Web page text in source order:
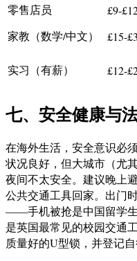
零售店员
£9-
家教（数学/中文）
£15-
实习（有薪）
£12-
七、安全健康与
在海外生活，安全意识必
状况良好，但大城市（尤
夜间不太安全。建议晚上
公共交通工具回家。出门
——手机被抢是中国留学
是英国最常见的校园交通
质量好的U型锁，并登记自